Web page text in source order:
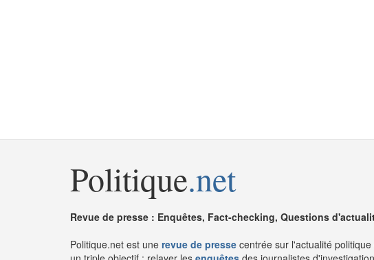
Politique.net
Revue de presse : Enquêtes, Fact-checking, Questions
Politique.net est une revue de presse centrée sur l'actualité